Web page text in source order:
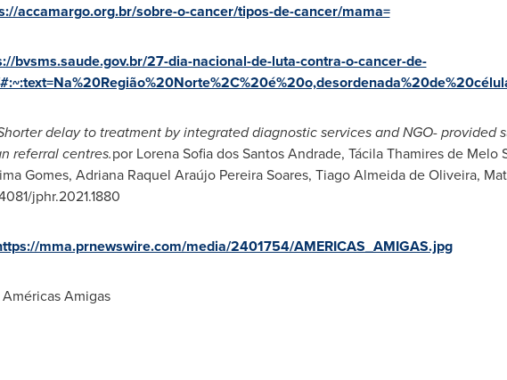
accamargo.org.br/sobre-o-cancer/tipos-de-cancer/mama=
bvsms.saude.gov.br/27-dia-nacional-de-luta-contra-o-cancer-de-
delay to treatment by integrated diagnostic services and NGO- provided
referral centres.por Lorena SofiadosSantos Andrade, Tácila Thamires de Melo
Gomes, Adriana Raquel Araújo Pereira Soares, Tiago Almeida de Oliveira,
jphr.2021.1880
mma.prnewswire.com/media/2401754/AMERICAS_AMIGAS.jpg
Américas Amigas